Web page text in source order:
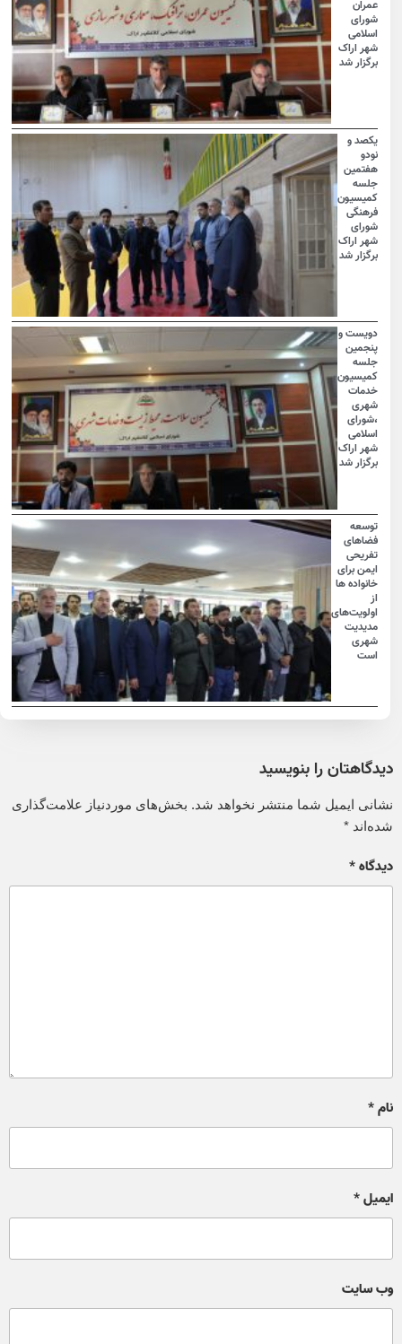
عمران
شورای
اسلامی
شهر اراک
برگزار شد
یکصد و
نودو
هفتمین
جلسه
کمیسیون
فرهنگی
شورای
شهر اراک
برگزار شد
دویست و
پنجمین
جلسه
کمیسیون
خدمات
شهری
،شورای
اسلامی
شهر اراک
برگزار شد
توسعه
فضاهای
تفریحی
ایمن برای
خانواده ها
اولویت‌های
مدیدیت
شهری
است
دیدگاهتان را بنویسید
نشانی ایمیل شما منتشر نخواهد شد. بخش‌های موردنیاز علامت‌گذاری
شده‌اند*
دیدگاه*
نام*
ایمیل*
وب‌ سایت